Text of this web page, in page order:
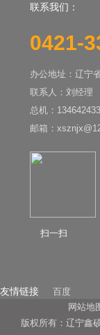
联系我们：
0421-
办公地址：辽宁
联系人：刘经理
总机：
邮箱：
扫一扫
友情链接
百度
网站地
版权所有：辽宁鑫